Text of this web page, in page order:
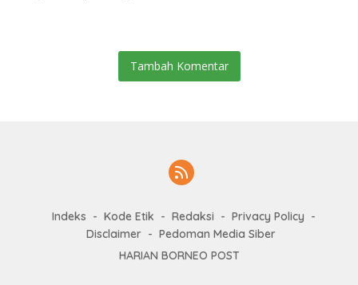
Tambah Komentar
Indeks Kode Etik Redaksi
Privacy Policy
Disclaimer
Pedoman Media Siber
HARIAN BORNEO POST